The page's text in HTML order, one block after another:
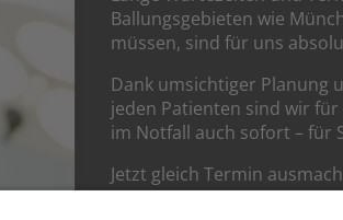
Ballungsgebieten wie
müssen, sind für uns
Dank umsichtiger Planung
jeden Patienten sind wir
im Notfall auch sofort – für
Jetzt gleich Termin